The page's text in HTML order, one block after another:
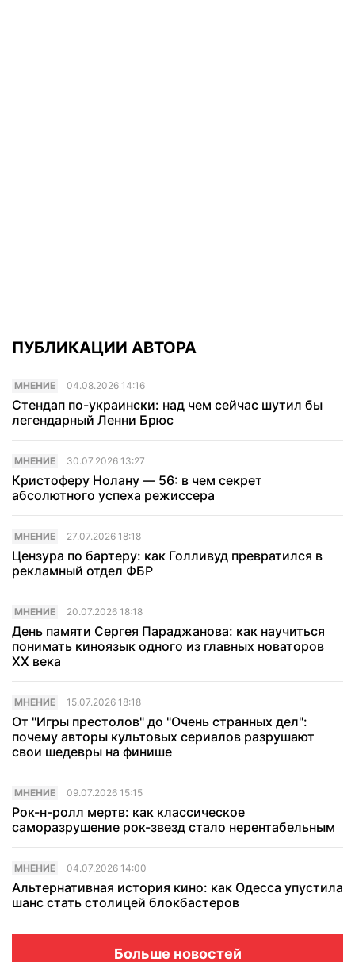
ПУБЛИКАЦИИ АВТОРА
МНЕНИЕ 04.08.2026 14:16
Стендап по-украински: над чем сейчас шутил бы
легендарный Ленни Брюс
МНЕНИЕ 30.07.2026 13:27
Кристоферу Нолану — 56: в чем секрет
абсолютного успеха режиссера
МНЕНИЕ 27.07.2026 18:18
Цензура по бартеру: как Голливуд превратился в
рекламный отдел ФБР
МНЕНИЕ 20.07.2026 18:18
День памяти Сергея Параджанова: как научиться
понимать киноязык одного из главных новаторов
XX века
МНЕНИЕ 15.07.2026 18:18
От "Игры престолов" до "Очень странных дел":
почему авторы культовых сериалов разрушают
свои шедевры на финише
МНЕНИЕ 09.07.2026 15:15
Рок-н-ролл мертв: как классическое
саморазрушение рок-звезд стало нерентабельным
МНЕНИЕ 04.07.2026 14:00
Альтернативная история кино: как Одесса упустила
шанс стать столицей блокбастеров
Больше новостей